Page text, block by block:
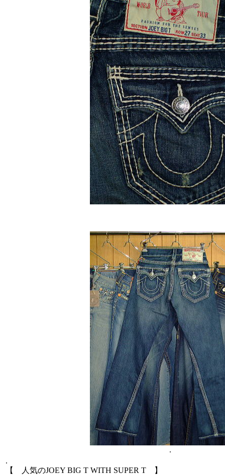
.
.
【 人気のJOEY BIG T WITH SUPER T 】